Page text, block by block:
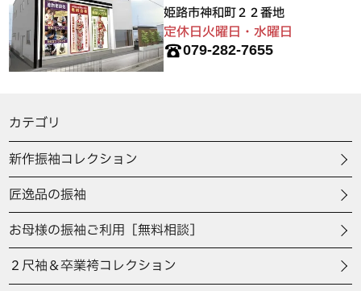
姫路市神和町２２番地
定休日火曜日・水曜日
079-282-7655
カテゴリ
新作振袖コレクション
匠逸品の振袖
お母様の振袖ご利用［無料相談］
２尺袖＆卒業袴コレクション